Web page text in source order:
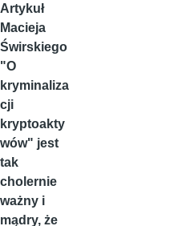
Artykuł
Macieja
Świrskiego
"O
kryminaliza
cji
kryptoakty
wów" jest
tak
cholernie
ważny i
mądry, że